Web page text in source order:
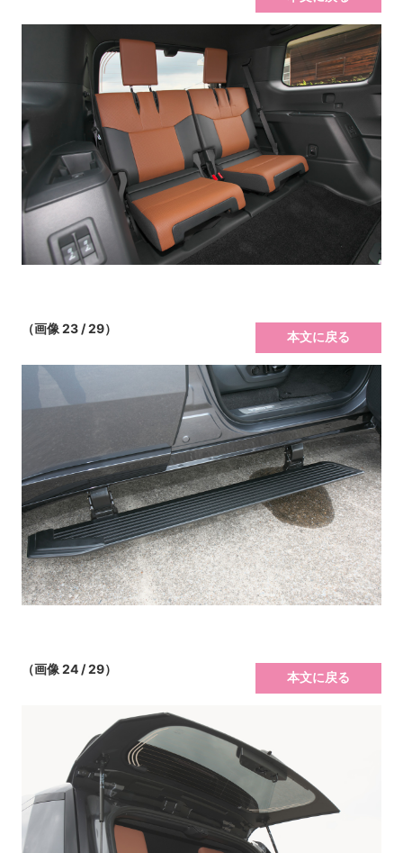
（画像 23 / 29）
本文に戻る
（画像 24 / 29）
本文に戻る